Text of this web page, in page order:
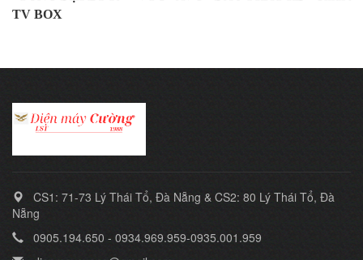
TV BOX
CS1: 71-73 Lý Thái Tổ, Đà Nẵng & CS2: 80 Lý Thái Tổ, Đà
Nẵng
0905.194.650 - 0934.969.959-0935.001.959